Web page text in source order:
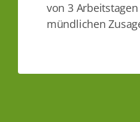
von 3
mündlichen